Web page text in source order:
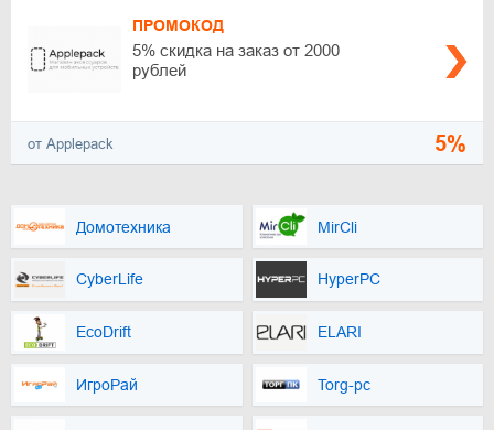
ПРОМОКОД
5% скидка на заказ от 2000
рублей
от Applepack 5%
Домотехника MirCli
CyberLife HyperPC
EcoDrift ELARI
ИгроРай Torg-pc